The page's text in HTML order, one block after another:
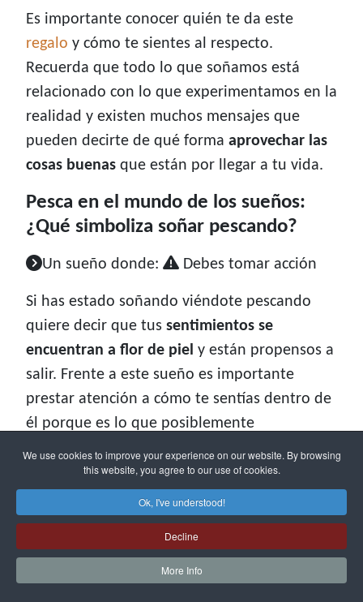
We use cookies to improve your experience on our website. By browsing
this website, you agree to our use of cookies.
Ok, I've understood!
Decline
More Info
Es importante conocer quién te da este
regalo y cómo te sientes al respecto.
Recuerda que todo lo que soñamos está
relacionado con lo que experimentamos en la
realidad y existen muchos mensajes que
pueden decirte de qué forma aprovechar las
cosas buenas que están por llegar a tu vida.
Pesca en el mundo de los sueños:
¿Qué simboliza soñar pescando?
Un sueño donde: Debes tomar acción
Si has estado soñando viéndote pescando
quiere decir que tus sentimientos se
encuentran a flor de piel y están propensos a
salir. Frente a este sueño es importante
prestar atención a cómo te sentías dentro de
él porque es lo que posiblemente
experimentes en la realidad.
Recuerda que los sueños están para
orientarte en la vida y hacer que puedas
tomar las decisiones correctas
tus emociones y sentimientos van a salir a la
luz procura analizar bien la situación para